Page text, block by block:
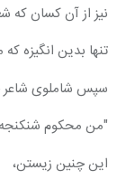
نیز از آن کسان که
تنها بدین انگیزه
سپس شاملوی شاعر
"من محکوم
این چنین زیستن،